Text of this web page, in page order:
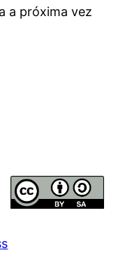
a próxima vez